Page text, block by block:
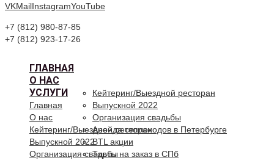
VKMailInstagramYouTube
+7 (812) 980-87-85
+7 (812) 923-17-26
ГЛАВНАЯ
О НАС
УСЛУГИ
Кейтеринг/Выездной ресторан
Выпускной 2022
Организация свадьбы
Аренда теплоходов в Петербурге
BTL акции
Торты на заказ в СПб
Главная
О нас
Кейтеринг/Выездной ресторан
Выпускной 2022
Организация свадьбы